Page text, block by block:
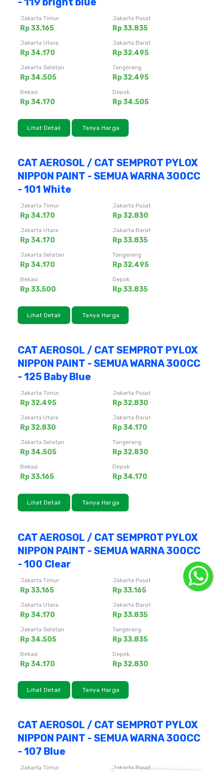
Jakarta Timur
Rp 33.165
Jakarta Pusat
Rp 33.835
Jakarta Utara
Rp 34.170
Jakarta Barat
Rp 32.495
Jakarta Selatan
Rp 34.505
Tangerang
Rp 32.495
Bekasi
Rp 34.170
Depok
Rp 34.505
Lihat Detail Tanya Harga
CAT AEROSOL / CAT SEMPROT PYLOX
NIPPON PAINT - SEMUA WARNA 300CC
- 101 White
Jakarta Timur
Rp 34.170
Jakarta Pusat
Rp 32.830
Jakarta Utara
Rp 34.170
Jakarta Barat
Rp 33.835
Jakarta Selatan
Rp 34.170
Tangerang
Rp 32.495
Bekasi
Rp 33.500
Depok
Rp 33.835
Lihat Detail Tanya Harga
CAT AEROSOL / CAT SEMPROT PYLOX
NIPPON PAINT - SEMUA WARNA 300CC
- 125 Baby Blue
Jakarta Timur
Rp 32.495
Jakarta Pusat
Rp 32.830
Jakarta Utara
Rp 32.830
Jakarta Barat
Rp 34.170
Jakarta Selatan
Rp 34.505
Tangerang
Rp 32.830
Bekasi
Rp 33.165
Depok
Rp 34.170
Lihat Detail Tanya Harga
CAT AEROSOL / CAT SEMPROT PYLOX
NIPPON PAINT - SEMUA WARNA 300CC
- 100 Clear
Jakarta Timur
Rp 33.165
Jakarta Pusat
Rp 33.165
Jakarta Utara
Rp 34.170
Jakarta Barat
Rp 33.835
Jakarta Selatan
Rp 34.505
Tangerang
Rp 33.835
Bekasi
Rp 34.170
Depok
Rp 32.830
Lihat Detail Tanya Harga
CAT AEROSOL / CAT SEMPROT PYLOX
NIPPON PAINT - SEMUA WARNA 300CC
- 107 Blue
Jakarta Timur Jakarta Pusat